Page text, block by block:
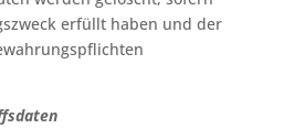
erfüllt haben und der